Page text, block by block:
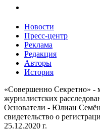
Новости
Пресс-центр
Реклама
Редакция
Авторы
История
«Совершенно Секретно» -
журналистских
Основатели - Юлиан
свидетельство о
25.12.2020 г.